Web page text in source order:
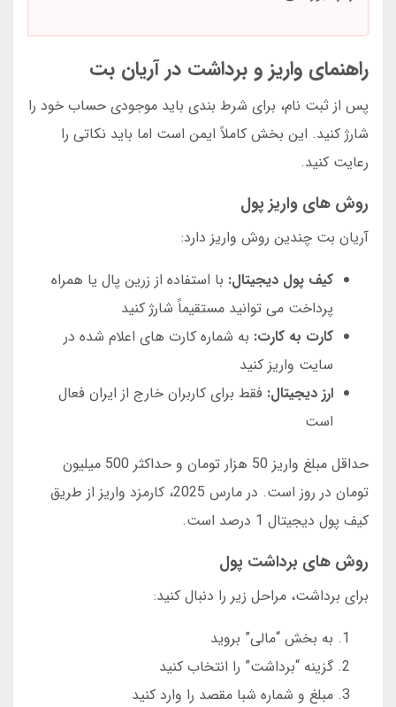
راهنمای واریز و برداشت در آریان بت
پس از ثبت نام، برای شرط بندی باید موجودی حساب خود را
شارژ کنید. این بخش کاملاً ایمن است اما باید نکاتی را
رعایت کنید.
روش های واریز پول
آریان بت چندین روش واریز دارد:
کیف پول دیجیتال: با استفاده از زرین پال یا همراه
پرداخت می توانید مستقیماً شارژ کنید
کارت به کارت: به شماره کارت های اعلام شده در
سایت واریز کنید
ارز دیجیتال: فقط برای کاربران خارج از ایران فعال
است
حداقل مبلغ واریز 50 هزار تومان و حداکثر 500 میلیون
تومان در روز است. در مارس 2025، کارمزد واریز از طریق
کیف پول دیجیتال 1 درصد است.
روش های برداشت پول
برای برداشت، مراحل زیر را دنبال کنید:
به بخش “مالی” بروید
گزینه “برداشت” را انتخاب کنید
مبلغ و شماره شبا مقصد را وارد کنید